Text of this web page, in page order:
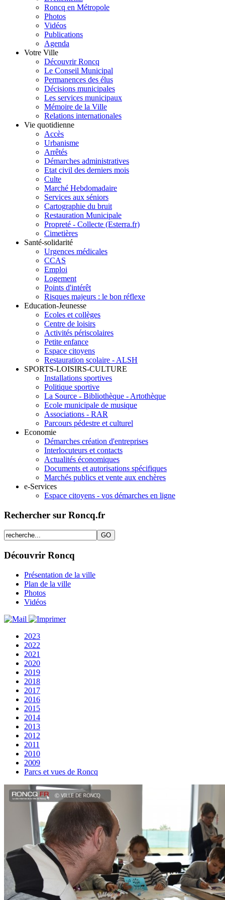
Roncq en Métropole
Photos
Vidéos
Publications
Agenda
Votre Ville
Découvrir Roncq
Le Conseil Municipal
Permanences des élus
Décisions municipales
Les services municipaux
Mémoire de la Ville
Relations internationales
Vie quotidienne
Accès
Urbanisme
Arrêtés
Démarches administratives
Etat civil des derniers mois
Culte
Marché Hebdomadaire
Services aux séniors
Cartographie du bruit
Restauration Municipale
Propreté - Collecte (Esterra.fr)
Cimetières
Santé-solidarité
Urgences médicales
CCAS
Emploi
Logement
Points d'intérêt
Risques majeurs : le bon réflexe
Education-Jeunesse
Ecoles et collèges
Centre de loisirs
Activités périscolaires
Petite enfance
Espace citoyens
Restauration scolaire - ALSH
SPORTS-LOISIRS-CULTURE
Installations sportives
Politique sportive
La Source - Bibliothèque - Artothèque
Ecole municipale de musique
Associations - RAR
Parcours pédestre et culturel
Economie
Démarches création d'entreprises
Interlocuteurs et contacts
Actualités économiques
Documents et autorisations spécifiques
Marchés publics et vente aux enchères
e-Services
Espace citoyens - vos démarches en ligne
Rechercher sur Roncq.fr
Découvrir Roncq
Présentation de la ville
Plan de la ville
Photos
Vidéos
2023
2022
2021
2020
2019
2018
2017
2016
2015
2014
2013
2012
2011
2010
2009
Parcs et vues de Roncq